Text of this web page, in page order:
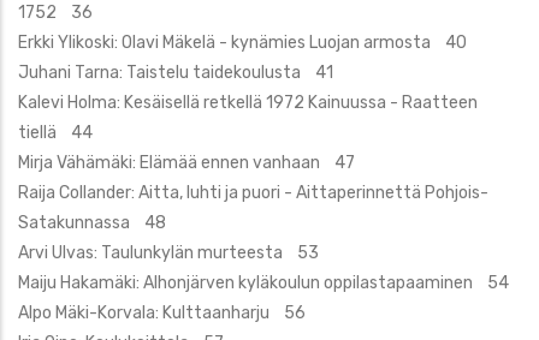
1752 36
Erkki Ylikoski: Olavi Mäkelä - kynämies Luojan armosta 40
Juhani Tarna: Taistelu taidekoulusta 41
Kalevi Holma: Kesäisellä retkellä 1972 Kainuussa - Raatteen
tiellä 44
Mirja Vähämäki: Elämää ennen vanhaan 47
Raija Collander: Aitta, luhti ja puori - Aittaperinnettä Pohjois-
Satakunnassa 48
Arvi Ulvas: Taulunkylän murteesta 53
Maiju Hakamäki: Alhonjärven kyläkoulun oppilastapaaminen 54
Alpo Mäki-Korvala: Kulttaanharju 56